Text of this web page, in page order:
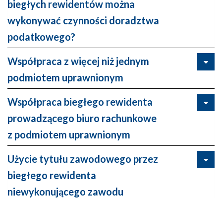
biegłych rewidentów można
wykonywać czynności doradztwa
podatkowego?
Współpraca z więcej niż jednym
podmiotem uprawnionym
Współpraca biegłego rewidenta
prowadzącego biuro rachunkowe
z podmiotem uprawnionym
Użycie tytułu zawodowego przez
biegłego rewidenta
niewykonującego zawodu